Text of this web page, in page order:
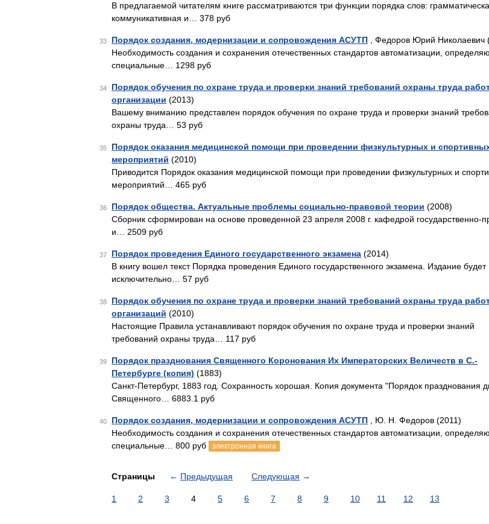
В предлагаемой читателям книге рассматриваются три функции порядка слов:
коммуникативная и… 378 руб
33 Порядок создания, модернизации и сопровождения АСУТП , Федоров Юрий Николаевич
Необходимость создания и сохранения отечественных стандартов автоматизации,
специальные… 1298 руб
34
Порядок обучения по охране труда и проверки знаний требований охраны труда
организации (2013)
Вашему вниманию представлен порядок обучения по охране труда и проверки знаний
охраны труда… 53 руб
35
Порядок оказания медицинской помощи при проведении физкультурных и
мероприятий (2010)
Приводится Порядок оказания медицинской помощи при проведении физкультурных и
мероприятий… 465 руб
36 Порядок общества. Актуальные проблемы социально-правовой теории (2008)
Сборник сформирован на основе проведенной 23 апреля 2008 г. кафедрой государственно-
и… 2509 руб
37 Порядок проведения Единого государственного экзамена (2014)
В книгу вошел текст Порядка проведения Единого государственного экзамена. Издание будет
исключительно… 57 руб
38
Порядок обучения по охране труда и проверки знаний требований охраны труда
организаций (2010)
Настоящие Правила устанавливают порядок обучения по охране труда и проверки знаний
требований охраны труда… 117 руб
39
Порядок празднования Священного Коронования Их Императорских Величеств в С.-
Петербурге (копия) (1883)
Санкт-Петербург, 1883 год. Сохранность хорошая. Копия документа "Порядок празднования
Священного… 6883.1 руб
40 Порядок создания, модернизации и сопровождения АСУТП , Ю. Н. Федоров (2011)
Необходимость создания и сохранения отечественных стандартов автоматизации,
специальные… 800 руб
электронная книга
Страницы ← Предыдущая Следующая →
1 2 3 4 5 6 7 8 9 10 11 12 13